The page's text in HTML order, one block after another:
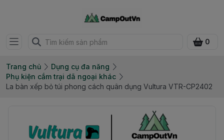
0
Trang chủ
Dụng cụ đa năng
Phụ kiện cắm trại dã ngoại khác
La bàn xếp bỏ túi phong cách quân dụng Vultura VTR-CP2402